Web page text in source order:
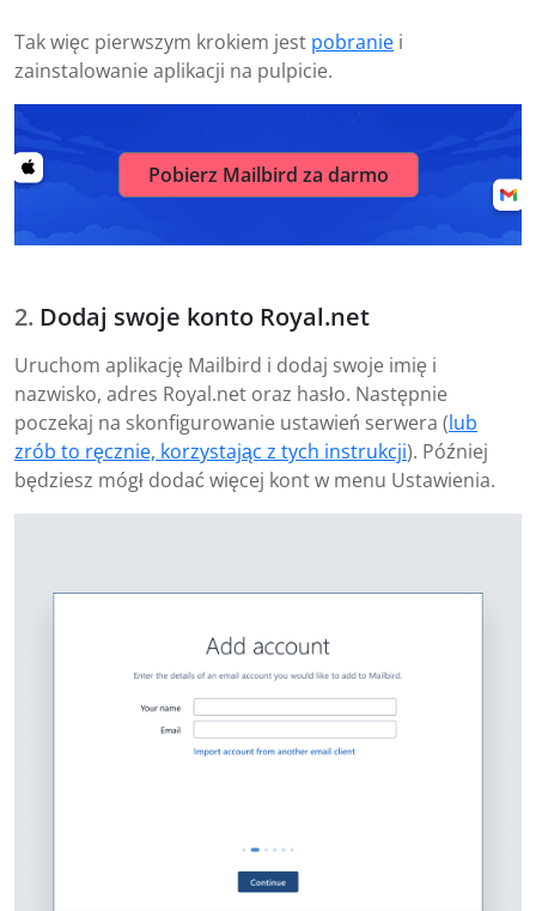
Tak więc pierwszym krokiem jest pobranie i
zainstalowanie aplikacji na pulpicie.
Pobierz Mailbird za darmo
Dodaj swoje konto Royal.net
Uruchom aplikację Mailbird i dodaj swoje imię i
nazwisko, adres Royal.net oraz hasło. Następnie
poczekaj na skonfigurowanie ustawień serwera (lub
zrób to ręcznie, korzystając z tych instrukcji). Później
będziesz mógł dodać więcej kont w menu Ustawienia.